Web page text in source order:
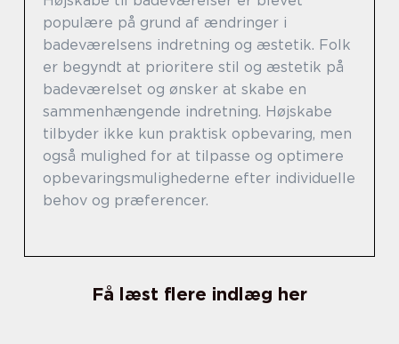
populære på grund af ændringer i
badeværelsens indretning og æstetik. Folk
er begyndt at prioritere stil og æstetik på
badeværelset og ønsker at skabe en
sammenhængende indretning. Højskabe
tilbyder ikke kun praktisk opbevaring, men
også mulighed for at tilpasse og optimere
opbevaringsmulighederne efter individuelle
behov og præferencer.
Få læst flere indlæg her